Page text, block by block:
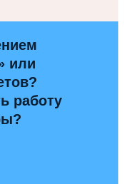
или
работу